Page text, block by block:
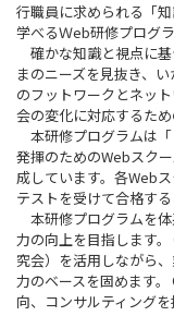
行職員に求められる「
学べるＷeb研修プログラ
確かな知識と視点に
まのニーズを見抜き、い
のフットワークとネッ
会の変化に対応するため
本研修プログラムは
発揮のためのWebスク
成しています。各Web
テストを受けて合格す
本研修プログラムを
力の向上を目指します
究会）を活用しながら
力のベースを固めます
向、コンサルティング